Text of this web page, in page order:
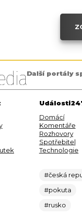
Další portály
Domácí
Komentáře
Rozhovory
Spotřebitel
Technologie
#česká
#pokuta
#rusko